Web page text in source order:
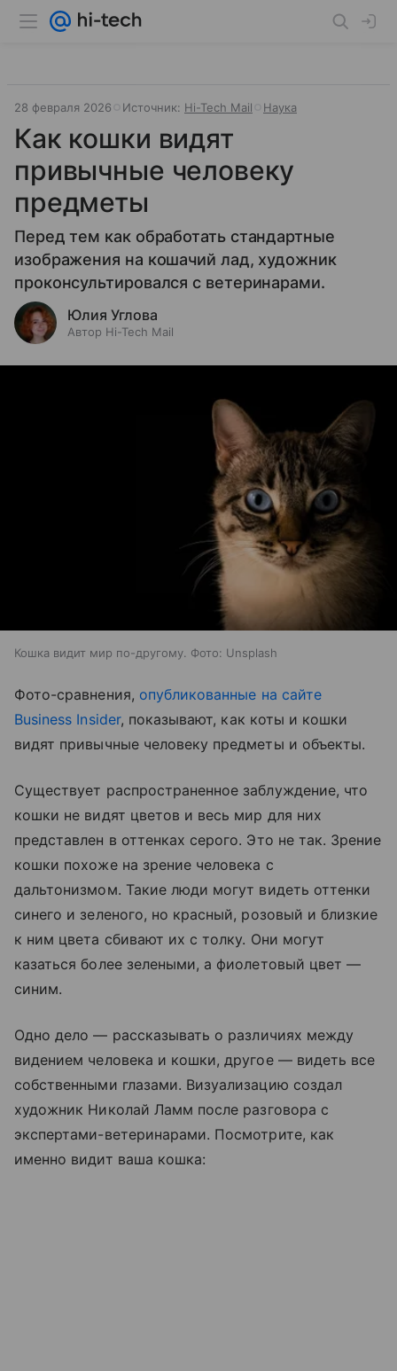
28 февраля 2026 Источник: Hi-Tech Mail Наука
Как кошки видят
привычные человеку
предметы
Перед тем как обработать стандартные
изображения на кошачий лад, художник
проконсультировался с ветеринарами.
Юлия Углова
Автор Hi-Tech Mail
Кошка видит мир по-другому. Фото: Unsplash
Фото-сравнения, опубликованные на сайте
Business Insider, показывают, как коты и кошки
видят привычные человеку предметы и объекты.
Существует распространенное заблуждение, что
кошки не видят цветов и весь мир для них
представлен в оттенках серого. Это не так. Зрение
кошки похоже на зрение человека с
дальтонизмом. Такие люди могут видеть оттенки
синего и зеленого, но красный, розовый и близкие
к ним цвета сбивают их с толку. Они могут
казаться более зелеными, а фиолетовый цвет—
синим.
Одно дело— рассказывать о различиях между
видением человека и кошки, другое — видеть все
собственными глазами. Визуализацию создал
художник Николай Ламм после разговора с
экспертами-ветеринарами. Посмотрите, как
именно видит ваша кошка: